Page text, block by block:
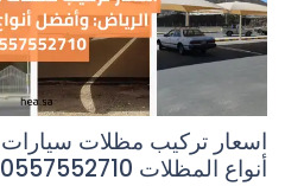
اسعار تركيب مظلات
أنواع المظلات 0557552710